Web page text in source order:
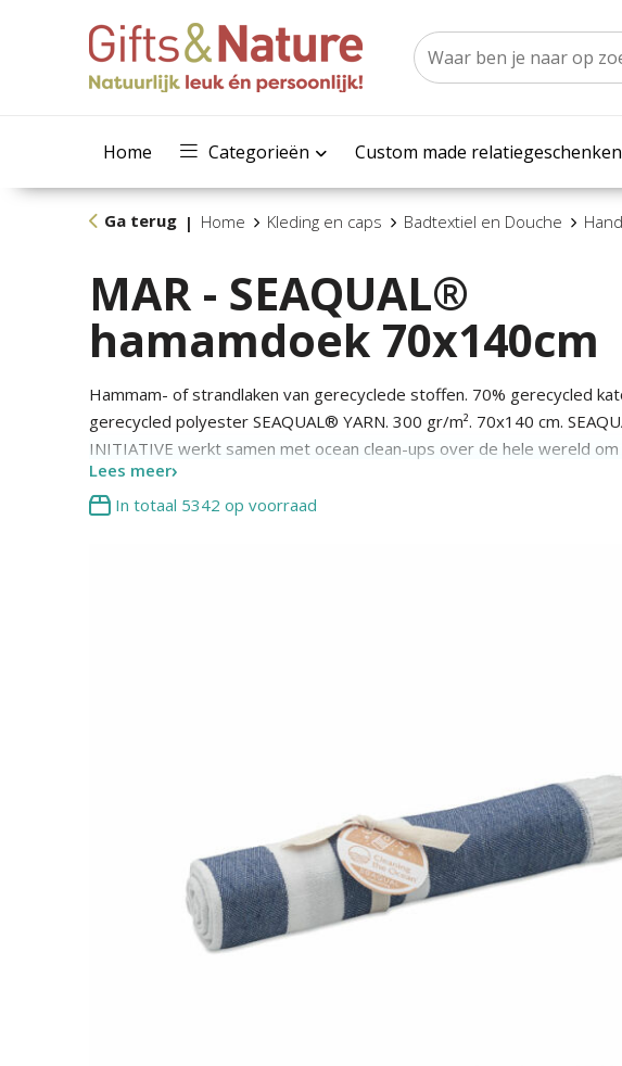
Home Categorieën Custom made
Ga terug | Home Kleding en caps Badtextiel en Douche
MAR - SEAQUAL®
hamamdoek 70x140cm
Hammam- of strandlaken van gerecyclede stoffen. 70% gerecycled
gerecycled polyester SEAQUAL® YARN. 300 gr/m². 70x140 cm.
INITIATIVE werkt samen met ocean clean-ups over de hele wereld
geven aan het afval dat uit de zee wordt gehaald te recyclen. Gemaakt
Lees meer
In totaal 5342 op voorraad